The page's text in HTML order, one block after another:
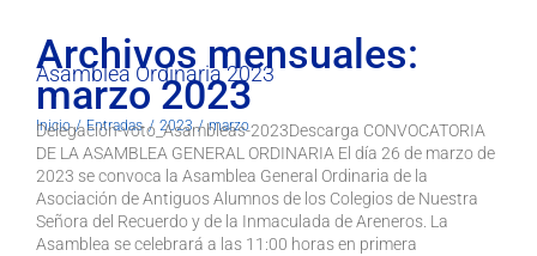
Archivos mensuales:
marzo 2023
Inicio Entradas 2023 marzo
Asamblea Ordinaria 2023
Delegación-voto_Asambleas-2023Descarga CONVOCATORIA
DE LA ASAMBLEA GENERAL ORDINARIA El día 26 de marzo de
2023 se convoca la Asamblea General Ordinaria de la
Asociación de Antiguos Alumnos de los Colegios de Nuestra
Señora del Recuerdo y de la Inmaculada de Areneros. La
Asamblea se celebrará a las 11:00 horas en primera